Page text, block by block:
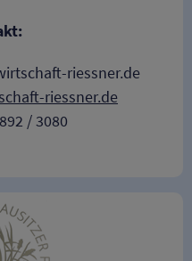
riessner.de
riessner.de
/ 3080